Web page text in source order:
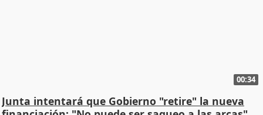
00:34
Junta intentará que Gobierno "retire" la nueva